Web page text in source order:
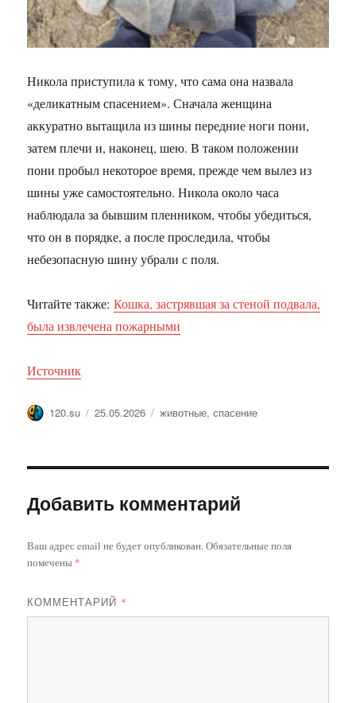
Никола приступила к тому, что сама она назвала
«деликатным спасением». Сначала женщина
аккуратно вытащила из шины передние ноги пони,
затем плечи и, наконец, шею. В таком положении
пони пробыл некоторое время, прежде чем вылез из
шины уже самостоятельно. Никола около часа
наблюдала за бывшим пленником, чтобы убедиться,
что он в порядке, а после проследила, чтобы
небезопасную шину убрали с поля.
Читайте также:Кошка, застрявшая за стеной подвала,
была извлечена пожарными
Источник
Автор
120.su Опубликовано
25.05.2026 Метки
животные,спасение
Добавить комментарий
Ваш адрес email не будет опубликован.Обязательные поля
помечены *
КОММЕНТАРИЙ *